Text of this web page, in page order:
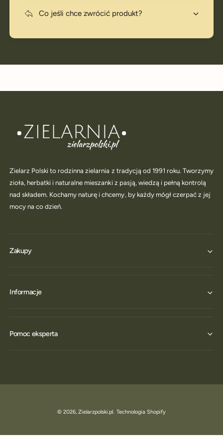
Co jeśli chce zwrócić produkt?
Zielarz Polski to rodzinna zielarnia z tradycją od 1991 roku. Tworzymy
zioła, herbatki i naturalne mieszanki z pasją, wiedzą i pełną kontrolą
nad składem. Kochamy naturę i chcemy, by każdy mógł czerpać z jej
mocy na co dzień.
Zakupy
Informacje
Pomoc eksperta
© 2026, Zielarzpolski.pl. Technologia Shopify